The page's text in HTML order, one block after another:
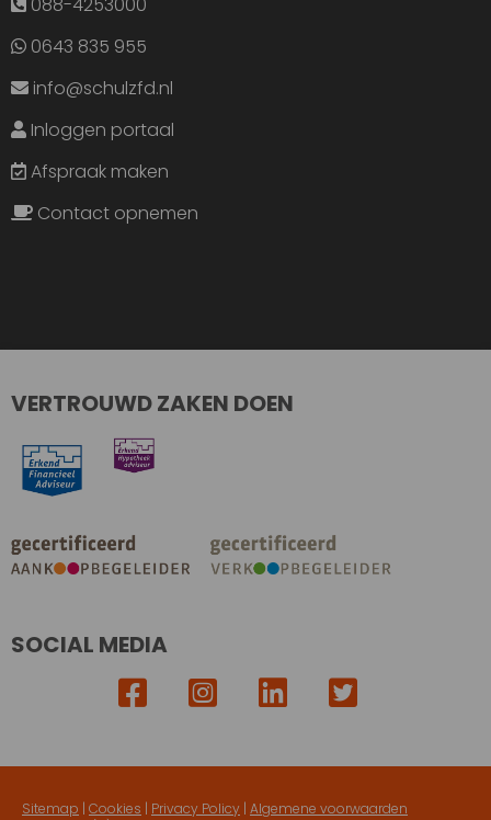
0643 835 955
info@schulzfd.nl
Inloggen portaal
Afspraak maken
Contact opnemen
VERTROUWD ZAKEN DOEN
SOCIAL MEDIA
Sitemap | Cookies | Privacy Policy | Algemene voorwaarden